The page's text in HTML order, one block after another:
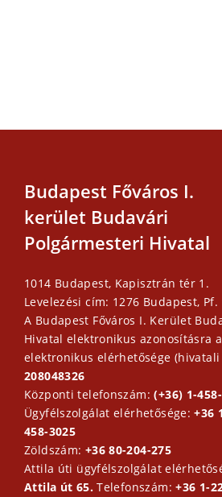
Budapest Főváros I.
kerület Budavári
Polgármesteri Hivatal
1014 Budapest, Kapisztrán tér 1.
Levelezési cím: 1276 Budapest, Pf.
A Budapest Főváros I. Kerület
Hivatal elektronikus azonosításra
elektronikus elérhetősége (hivatali
208048326
Központi telefonszám:(+36) 1-
Ügyfélszolgálat elérhetősége:+36
458-3025
Zöldszám: +36 80-204-275
Attila úti ügyfélszolgálat
Attila út 65.Telefonszám:+36 1-